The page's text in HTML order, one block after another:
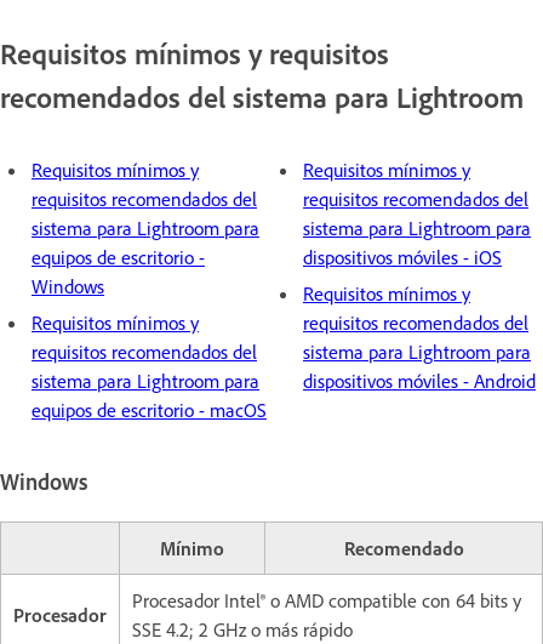
Requisitos mínimos y requisitos
recomendados del sistema para Lightroom
Requisitos mínimos y
requisitos recomendados del
sistema para Lightroom para
equipos de escritorio -
Windows
Requisitos mínimos y
requisitos recomendados del
sistema para Lightroom para
equipos de escritorio - macOS
Requisitos mínimos y
requisitos recomendados del
sistema para Lightroom para
dispositivos móviles - iOS
Requisitos mínimos y
requisitos recomendados del
sistema para Lightroom para
dispositivos móviles - Android
Windows
Mínimo Recomendado
Procesador
Procesador Intel® o AMD compatible con 64 bits y
SSE 4.2; 2 GHz o más rápido